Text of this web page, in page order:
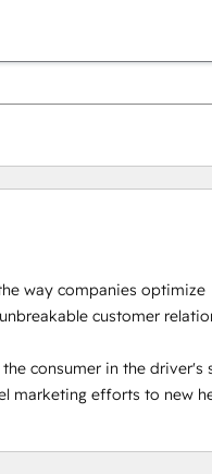
way companies optimize
customer
consumer in the driver's
marketing efforts to new